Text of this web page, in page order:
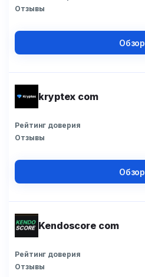
Отзывы
Обзор
kryptex com
Рейтинг доверия
Отзывы
Обзор
Kendoscore com
Рейтинг доверия
Отзывы